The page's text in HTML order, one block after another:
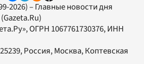
2026) – Главные новости дня
(Gazeta.Ru)
, ОГРН 1067761730376, ИНН
Россия, Москва, Коптевская